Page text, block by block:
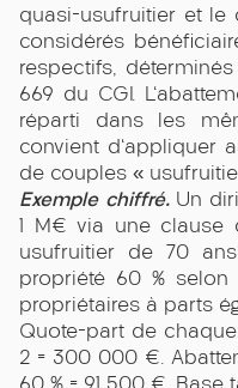
quasi-usufruitier et le
considérés
respectifs,
669 du CGI.
réparti dans les
convient d'appliquer
de couples «
Exemple chiffré.Un
1 M€ via une clause
usufruitier de 70
propriété 60 %
propriétaires à parts
Quote-part de
2 = 300 000 €.